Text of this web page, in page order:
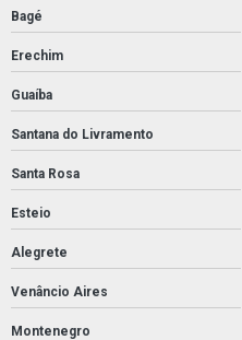
Bagé
Erechim
Guaíba
Santana do Livramento
Santa Rosa
Esteio
Alegrete
Venâncio Aires
Montenegro